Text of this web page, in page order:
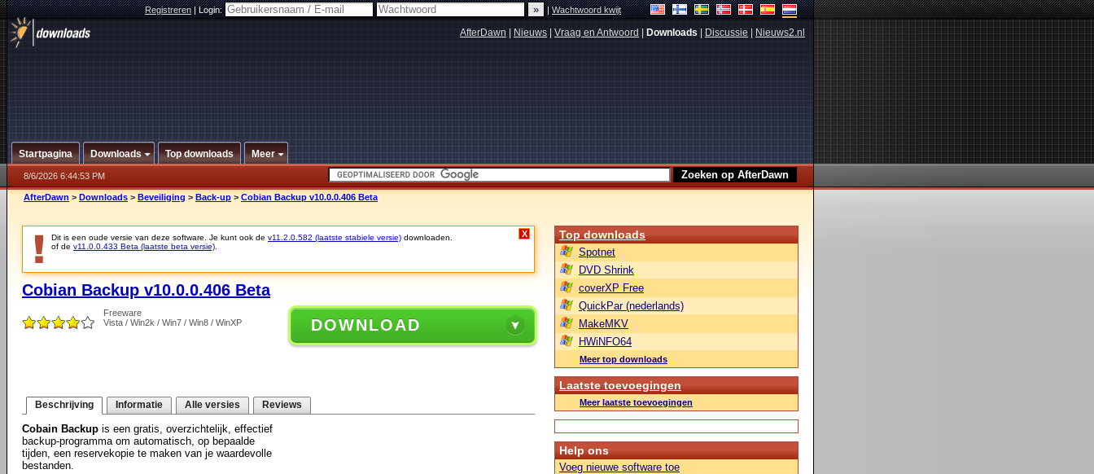
Registreren|Login: |Wachtwoord kwijt
AfterDawn Nieuws Vraag en Antwoord Downloads Discussie Nieuws2.nl
Startpagina Downloads Top downloads Meer
8/6/2026 6:44:53 PM
AfterDawn > Downloads > Beveiliging > Back-up > Cobian Backup v10.0.0.406 Beta
Dit is een oude versie van deze software. Je kunt ook de v11.2.0.582 (laatste stabiele versie) downloaden.
of de v11.0.0.433 Beta (laatste beta versie)
X
Cobian Backup v10.0.0.406 Beta
Freeware
Vista / Win2k / Win7 / Win8 / WinXP
DOWNLOAD
Beschrijving Informatie Alle versies Reviews
Cobain Backup is een gratis, overzichtelijk, effectief
backup-programma om automatisch, op bepaalde
tijden, een reservekopie te maken van je waardevolle
bestanden.
Top downloads
Spotnet
DVD Shrink
coverXP Free
QuickPar (nederlands)
MakeMKV
HWiNFO64
Meer top downloads
Laatste toevoegingen
Meer laatste toevoegingen
Help ons
Voeg nieuwe software toe